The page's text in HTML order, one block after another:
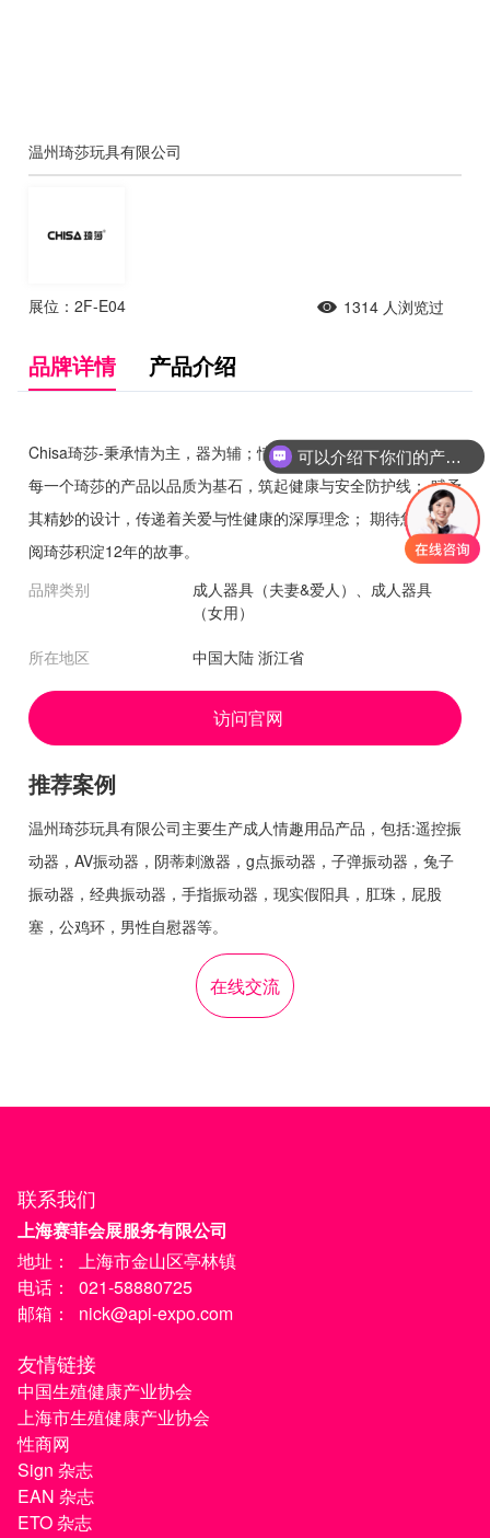
温州琦莎玩具有限公司
展位：2F-E04 1314 人浏览过
品牌详情 产品介绍
Chisa琦莎-秉承情为主，器为辅；情到深处，器自为爱延绵长。
每一个琦莎的产品以品质为基石，筑起健康与安全防护线； 赋予
其精妙的设计，传递着关爱与性健康的深厚理念； 期待您加入共
阅琦莎积淀12年的故事。
品牌类别
成人器具（夫妻&爱人）、成人器具
（女用）
所在地区 中国大陆 浙江省
访问官网
推荐案例
温州琦莎玩具有限公司主要生产成人情趣用品产品，包括:遥控振
动器，AV振动器，阴蒂刺激器，g点振动器，子弹振动器，兔子
振动器，经典振动器，手指振动器，现实假阳具，肛珠，屁股
塞，公鸡环，男性自慰器等。
在线交流
联系我们
上海赛菲会展服务有限公司
地址：
上海市金山区亭林镇
电话：
021-58880725
邮箱：
nick@api-expo.com
友情链接
中国生殖健康产业协会
上海市生殖健康产业协会
性商网
Sign 杂志
EAN 杂志
ETO 杂志
可以介绍下你们的产品么